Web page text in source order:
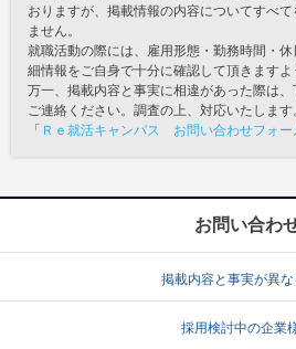
おりますが、掲載情報の内容についてすべ
ません。
就職活動の際には、雇用形態・勤務時間・
細情報をご自身で十分に確認して頂きますよ
万一、掲載内容と事実に相違があった際は
ご連絡ください。調査の上、対応いたします
「 Ｒｅ就活キャンパス お問い合わせフォー
お問い合わ
掲載内容と事実が異
採用検討中の企業